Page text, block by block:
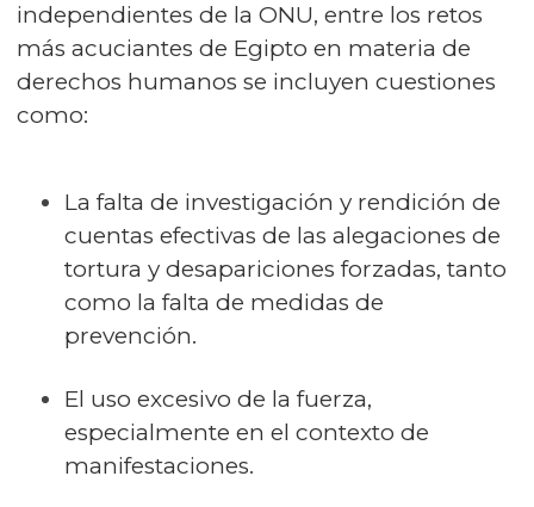
independientes de la ONU, entre los retos
más acuciantes de Egipto en materia de
derechos humanos se incluyen cuestiones
como:
La falta de investigación y rendición de
cuentas efectivas de las alegaciones de
tortura y desapariciones forzadas, tanto
como la falta de medidas de
prevención.
El uso excesivo de la fuerza,
especialmente en el contexto de
manifestaciones.